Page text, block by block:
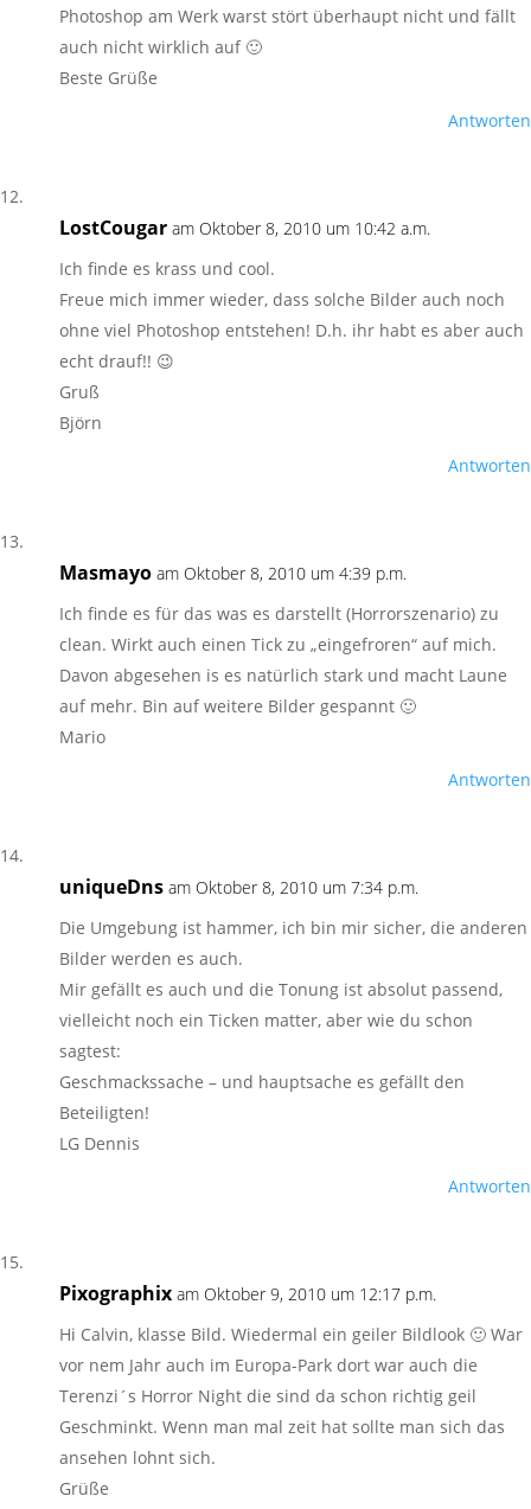
Photoshop am Werk warst stört überhaupt nicht und fällt
auch nicht wirklich auf 🙂
Beste Grüße
Antworten
LostCougar am Oktober 8, 2010 um 10:42 a.m.
Ich finde es krass und cool.
Freue mich immer wieder, dass solche Bilder auch noch
ohne viel Photoshop entstehen! D.h. ihr habt es aber auch
echt drauf!! 😉
Gruß
Björn
Antworten
Masmayo am Oktober 8, 2010 um 4:39 p.m.
Ich finde es für das was es darstellt (Horrorszenario) zu
clean. Wirkt auch einen Tick zu „eingefroren“ auf mich.
Davon abgesehen is es natürlich stark und macht Laune
auf mehr. Bin auf weitere Bilder gespannt 🙂
Mario
Antworten
uniqueDns am Oktober 8, 2010 um 7:34 p.m.
Die Umgebung ist hammer, ich bin mir sicher, die anderen
Bilder werden es auch.
Mir gefällt es auch und die Tonung ist absolut passend,
vielleicht noch ein Ticken matter, aber wie du schon
sagtest:
Geschmackssache – und hauptsache es gefällt den
Beteiligten!
LG Dennis
Antworten
Pixographix am Oktober 9, 2010 um 12:17 p.m.
Hi Calvin, klasse Bild. Wiedermal ein geiler Bildlook 🙂 War
vor nem Jahr auch im Europa-Park dort war auch die
Terenzi´s Horror Night die sind da schon richtig geil
Geschminkt. Wenn man mal zeit hat sollte man sich das
ansehen lohnt sich.
Grüße